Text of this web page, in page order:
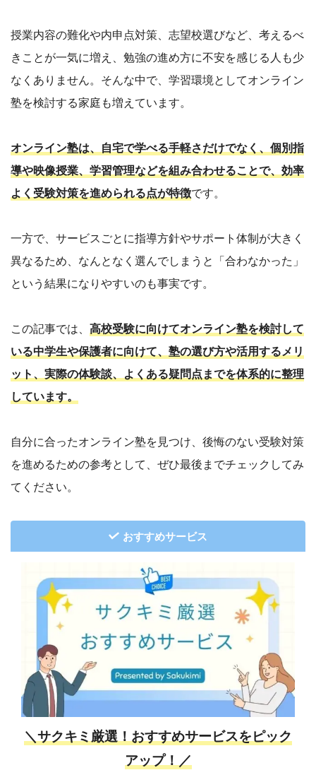
授業内容の難化や内申点対策、志望校選びなど、考えるべ
きことが一気に増え、勉強の進め方に不安を感じる人も少
なくありません。そんな中で、学習環境としてオンライン
塾を検討する家庭も増えています。
オンライン塾は、自宅で学べる手軽さだけでなく、個別指
導や映像授業、学習管理などを組み合わせることで、効率
よく受験対策を進められる点が特徴です。
一方で、サービスごとに指導方針やサポート体制が大きく
異なるため、なんとなく選んでしまうと「合わなかった」
という結果になりやすいのも事実です。
この記事では、 高校受験に向けてオンライン塾を検討して
いる中学生や保護者に向けて、塾の選び方や活用するメリ
ット、実際の体験談、よくある疑問点までを体系的に整理
しています。
自分に合ったオンライン塾を見つけ、後悔のない受験対策
を進めるための参考として、ぜひ最後までチェックしてみ
てください。
おすすめサービス
＼サクキミ厳選！おすすめサービスをピック
アップ！／